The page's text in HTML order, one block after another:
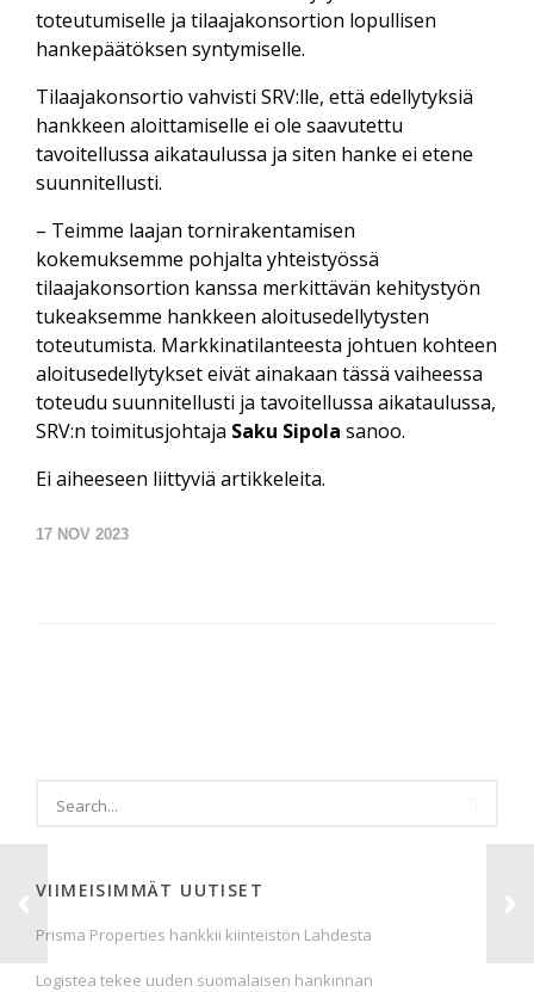
toteutumiselle ja tilaajakonsortion lopullisen
hankepäätöksen syntymiselle.
Tilaajakonsortio vahvisti SRV:lle, että edellytyksiä
hankkeen aloittamiselle ei ole saavutettu
tavoitellussa aikataulussa ja siten hanke ei etene
suunnitellusti.
– Teimme laajan tornirakentamisen
kokemuksemme pohjalta yhteistyössä
tilaajakonsortion kanssa merkittävän kehitystyön
tukeaksemme hankkeen aloitusedellytysten
toteutumista. Markkinatilanteesta johtuen kohteen
aloitusedellytykset eivät ainakaan tässä vaiheessa
toteudu suunnitellusti ja tavoitellussa aikataulussa,
SRV:n toimitusjohtaja Saku Sipola sanoo.
Ei aiheeseen liittyviä artikkeleita.
17 NOV 2023
VIIMEISIMMÄT UUTISET
Prisma Properties hankkii kiinteistön Lahdesta
Logistea tekee uuden suomalaisen hankinnan